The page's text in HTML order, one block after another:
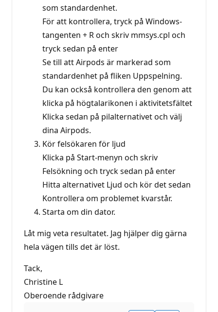
som standardenhet.
För att kontrollera, tryck på Windows-
tangenten + R och skriv mmsys.cpl och
tryck sedan på enter
Se till att Airpods är markerad som
standardenhet på fliken Uppspelning.
Du kan också kontrollera den genom att
klicka på högtalarikonen i aktivitetsfältet
Klicka sedan på pilalternativet och välj
dina Airpods.
Kör felsökaren för ljud
Klicka på Start-menyn och skriv
Felsökning och tryck sedan på enter
Hitta alternativet Ljud och kör det sedan
Kontrollera om problemet kvarstår.
Starta om din dator.
Låt mig veta resultatet. Jag hjälper dig gärna
hela vägen tills det är löst.
Tack,
Christine L
Oberoende rådgivare